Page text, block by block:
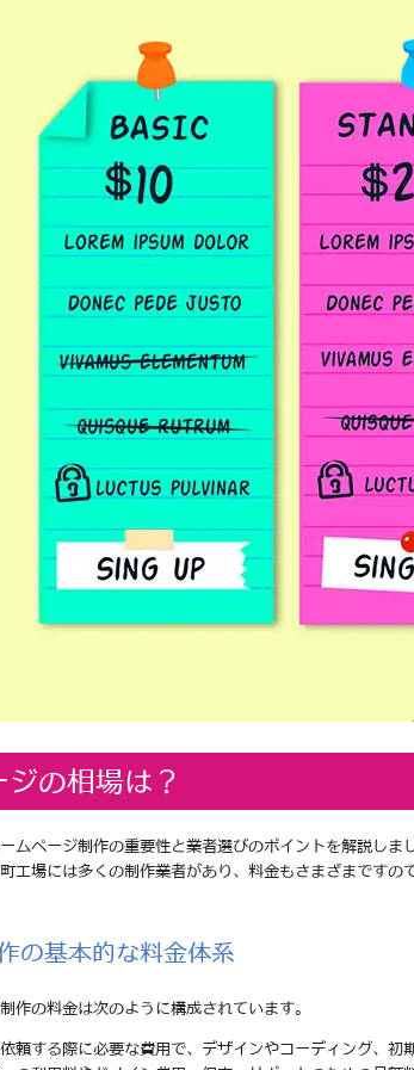
の相場は？
ムページ制作の重要性と業者選びのポイントを解説し
工場には多くの制作業者があり、料金もさまざまです
の基本的な料金体系
作の料金は次のように構成されています。
頼する際に必要な費用で、デザインやコーディング、初